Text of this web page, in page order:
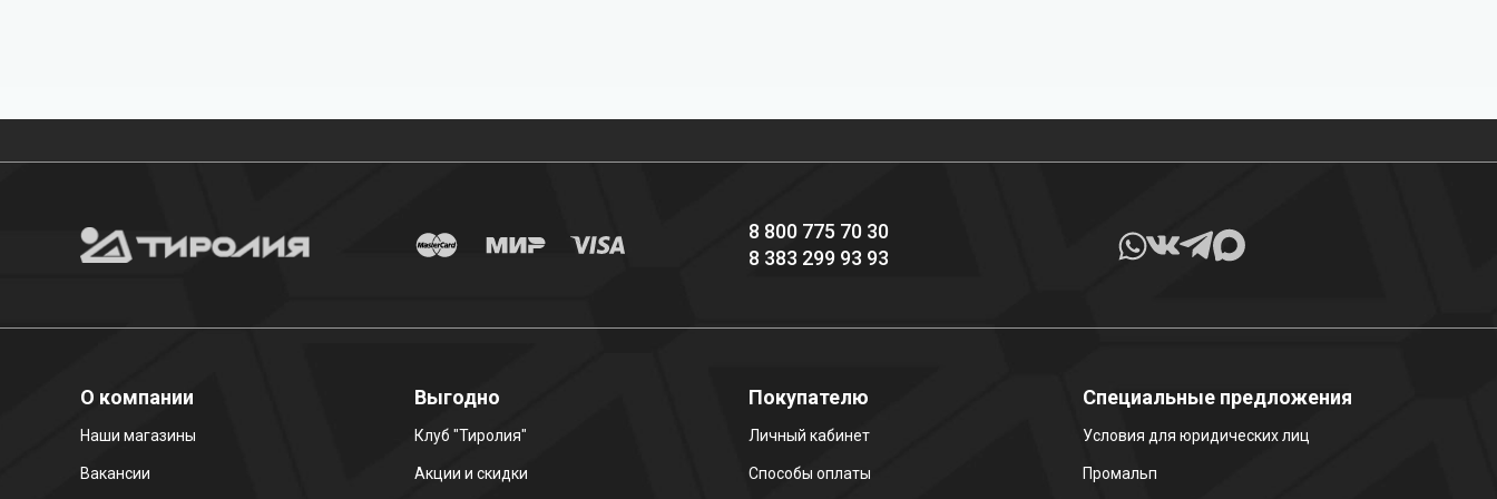
8 800 775 70 30
8 383 299 93 93
О компании
Наши магазины
Вакансии
Выгодно
Клуб "Тиролия"
Акции и скидки
Покупателю
Личный кабинет
Способы оплаты
Специальные предложения
Условия для юридических лиц
Промальп